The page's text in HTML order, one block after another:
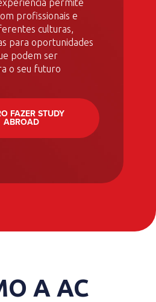
permite
profissionais e
culturas,
para oportunidades
podem ser
o seu futuro
FAZER STUDY
ABROAD
A AC